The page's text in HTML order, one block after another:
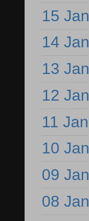
15 Jan
14 Jan
13 Jan
12 Jan
11 Jan
10 Jan
09 Jan
08 Jan